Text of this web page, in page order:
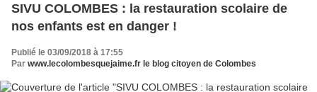
SIVU COLOMBES : la restauration scolaire de
nos enfants est en danger !
Publié le 03/09/2018 à 17:55
Par www.lecolombesquejaime.fr le blog citoyen de Colombes